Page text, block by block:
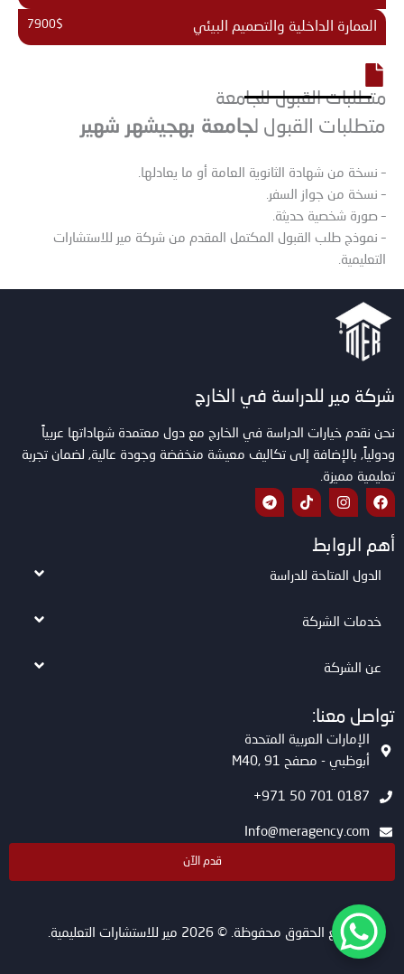
متطلبات القبول للجامعة
متطلبات القبول لجامعة بهجيشهر شهير
– نسخة من شهادة الثانوية العامة أو ما يعادلها.
– نسخة من جواز السفر.
– صورة شخصية حديثة.
– نموذج طلب القبول المكتمل المقدم من شركة مير للاستشارات
التعليمية.
العمارة الداخلية والتصميم البيئي 7900$
شركة مير للدراسة في الخارج
نحن نقدم خيارات الدراسة في الخارج مع دول معتمدة شهاداتها عربياً
ودولياً, بالإضافة إلى تكاليف معيشة منخفضة وجودة عالية, لضمان تجربة
تعليمية مميزة.
أهم الروابط
الدول المتاحة للدراسة
خدمات الشركة
عن الشركة
تواصل معنا:
الإمارات العربية المتحدة
أبوظبي - مصفح M40, 91
0187 701 50 971+
Info@meragency.com
قدم الآن
جميع الحقوق محفوظة. © 2026 مير للاستشارات التعليمية.